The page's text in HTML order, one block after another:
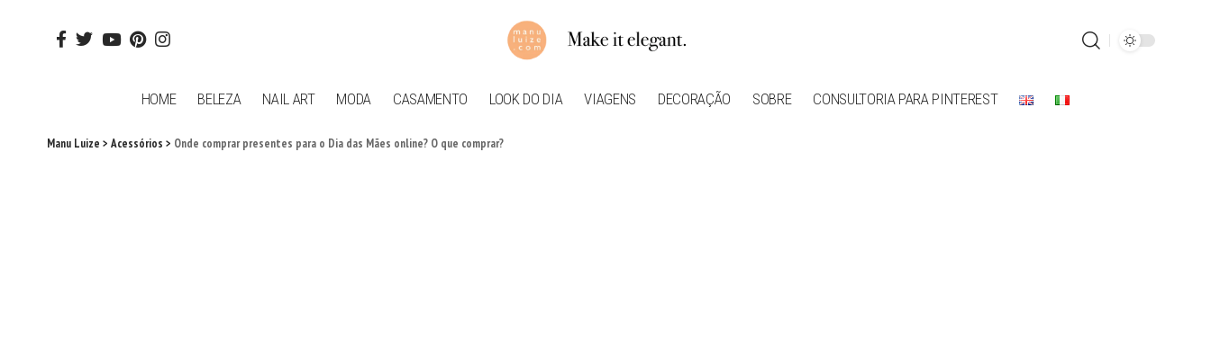
HOME BELEZA NAIL ART MODA CASAMENTO LOOK DO DIA VIAGENS DECORAÇÃO SOBRE CONSULTORIA PARA PINTEREST
Manu Luize > Acessórios > Onde comprar presentes para o Dia das Mães online? O que comprar?